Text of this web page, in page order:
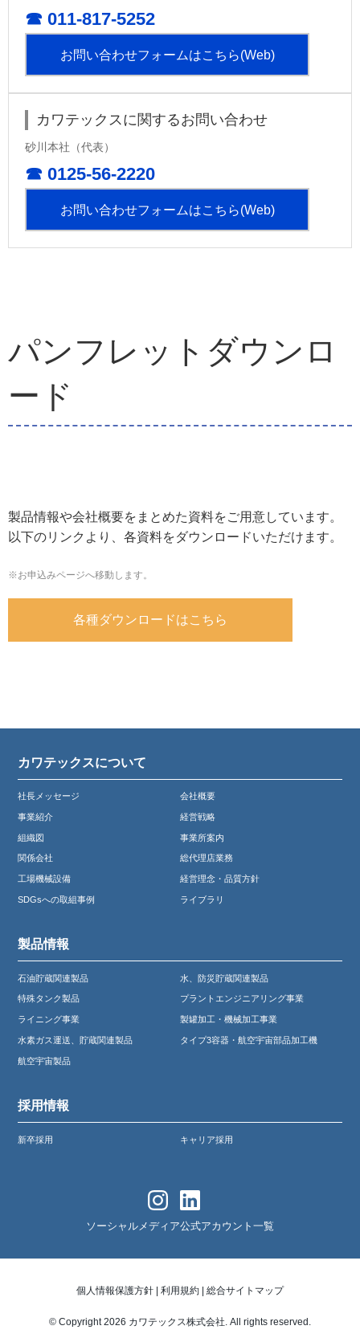
☎ 011-817-5252
お問い合わせフォームはこちら(Web)
カワテックスに関するお問い合わせ
砂川本社（代表）
☎ 0125-56-2220
お問い合わせフォームはこちら(Web)
パンフレットダウンロ
ード
製品情報や会社概要をまとめた資料をご用意しています。
以下のリンクより、各資料をダウンロードいただけます。
※お申込みページへ移動します。
各種ダウンロードはこちら
カワテックスについて
社長メッセージ 会社概要
事業紹介 経営戦略
組織図 事業所案内
関係会社 総代理店業務
工場機械設備 経営理念・品質方針
SDGsへの取組事例 ライブラリ
製品情報
石油貯蔵関連製品 水、防災貯蔵関連製品
特殊タンク製品 プラントエンジニアリング事業
ライニング事業 製罐加工・機械加工事業
水素ガス運送、貯蔵関連製品 タイプ3容器・航空宇宙部品加工機
航空宇宙製品
採用情報
新卒採用 キャリア採用
ソーシャルメディア公式アカウント一覧
個人情報保護方針 利用規約 総合サイトマップ
© Copyright 2026 カワテックス株式会社. All rights reserved.